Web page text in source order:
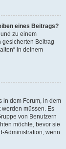
eines Beitrags?
zu einem
Beitrag
in deinem
in dem Forum, in dem
müssen. Es
von Benutzern
möchte, bevor sie
Administration, wenn